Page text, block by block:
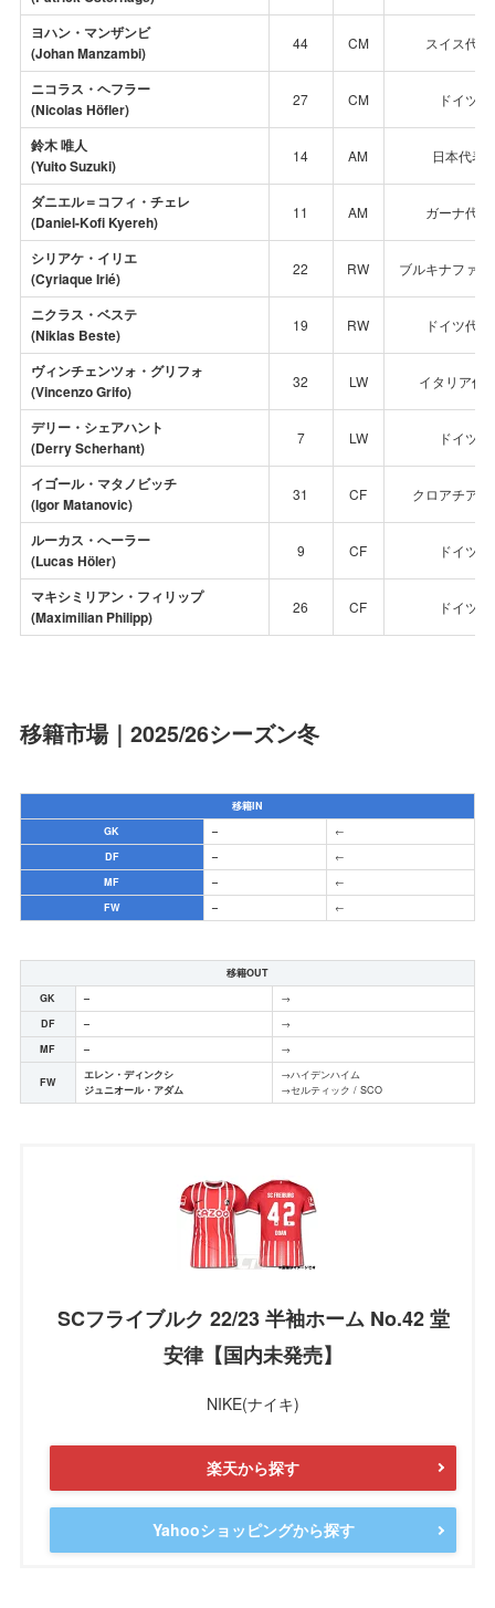
ヨハン・マンザンビ
(Johan Manzambi)
44 CM スイス代表
ニコラス・ヘフラー
(Nicolas Höfler)
27 CM ドイツ
鈴木 唯人
(Yuito Suzuki)
14 AM 日本代表
ダニエル＝コフィ・チェレ
(Daniel-Kofi Kyereh)
11 AM ガーナ代表
シリアケ・イリエ
(Cyriaque Irié)
22 RW ブルキナファ
ニクラス・ベステ
(Niklas Beste)
19 RW ドイツ代表
ヴィンチェンツォ・グリフォ
(Vincenzo Grifo)
32 LW イタリア代
デリー・シェアハント
(Derry Scherhant)
7 LW ドイツ
イゴール・マタノビッチ
(Igor Matanovic)
31 CF クロアチア代
ルーカス・へーラー
(Lucas Höler)
9 CF ドイツ
マキシミリアン・フィリップ
(Maximilian Philipp)
26 CF ドイツ
移籍市場｜2025/26シーズン冬
移籍IN
GK
–
←
DF
–
←
MF
–
←
FW
– ←
移籍OUT
GK
–
→
DF
–
→
MF
– →
FW
エレン・ディンクシ
ジュニオール・アダム
→ハイデンハイム
→セルティック / SCO
SCフライブルク 22/23 半袖ホーム No.42 堂
安律【国内未発売】
NIKE(ナイキ)
楽天から探す
Yahooショッピングから探す